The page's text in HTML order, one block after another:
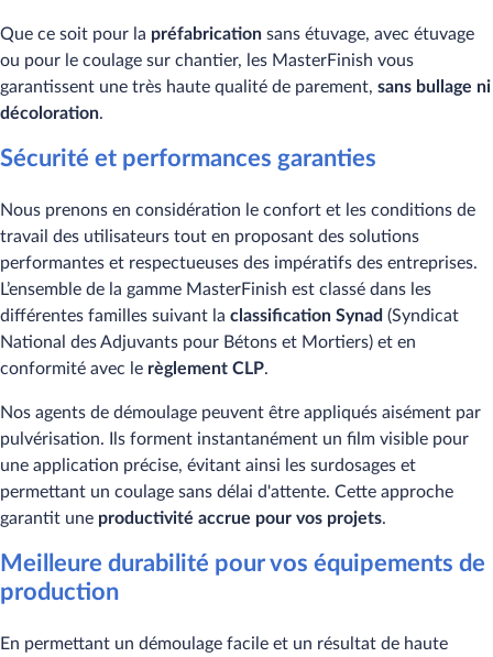
Que ce soit pour la préfabrication sans étuvage, avec étuvage
ou pour le coulage sur chantier, les MasterFinish vous
garantissent une très haute qualité de parement, sans bullage ni
décoloration.
Sécurité et performances garanties
Nous prenons en considération le confort et les conditions de
travail des utilisateurs tout en proposant des solutions
performantes et respectueuses des impératifs des entreprises.
L’ensemble de la gamme MasterFinish est classé dans les
différentes familles suivant la classification Synad (Syndicat
National des Adjuvants pour Bétons et Mortiers) et en
conformité avec le règlement CLP.
Nos agents de démoulage peuvent être appliqués aisément par
pulvérisation. Ils forment instantanément un film visible pour
une application précise, évitant ainsi les surdosages et
permettant un coulage sans délai d'attente. Cette approche
garantit une productivité accrue pour vos projets.
Meilleure durabilité pour vos équipements de
production
En permettant un démoulage facile et un résultat de haute